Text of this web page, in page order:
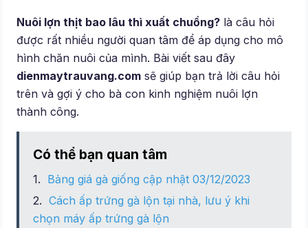
Nuôi lợn thịt bao lâu thì xuất chuồng? là câu hỏi
được rất nhiều người quan tâm để áp dụng cho mô
hình chăn nuôi của mình. Bài viết sau đây
dienmaytrauvang.com sẽ giúp bạn trả lời câu hỏi
trên và gợi ý cho bà con kinh nghiệm nuôi lợn
thành công.
Có thể bạn quan tâm
Bảng giá gà giống cập nhật 03/12/2023
Cách ấp trứng gà lộn tại nhà, lưu ý khi
chọn máy ấp trứng gà lộn